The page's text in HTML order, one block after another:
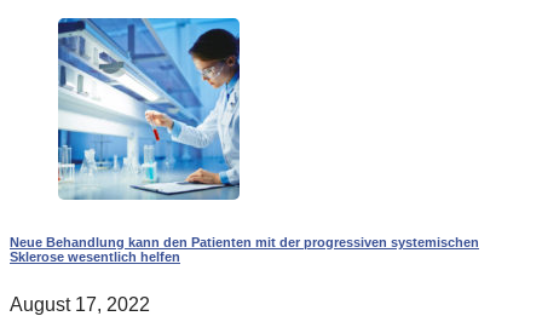
Neue Behandlung kann den Patienten mit der progressiven systemischen
Sklerose wesentlich helfen
August 17, 2022